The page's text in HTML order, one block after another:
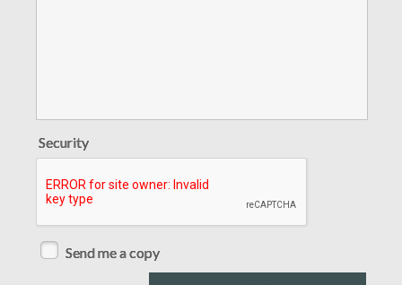
Security
Send me a copy